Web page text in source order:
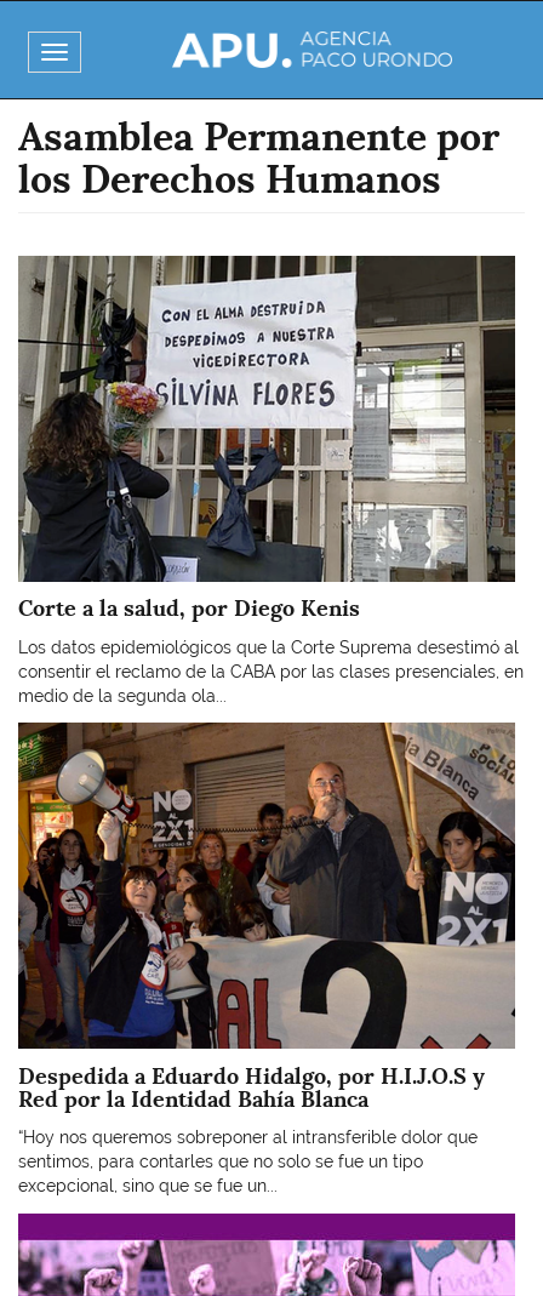
al
contenido
principal
Toggle
navigation
Asamblea Permanente por
los Derechos Humanos
Imagen
Corte a la salud, por Diego Kenis
Los datos epidemiológicos que la Corte Suprema desestimó al
consentir el reclamo de la CABA por las clases presenciales, en
medio de la segunda ola...
Imagen
Despedida a Eduardo Hidalgo, por H.I.J.O.S y
Red por la Identidad Bahía Blanca
“Hoy nos queremos sobreponer al intransferible dolor que
sentimos, para contarles que no solo se fue un tipo
excepcional, sino que se fue un...